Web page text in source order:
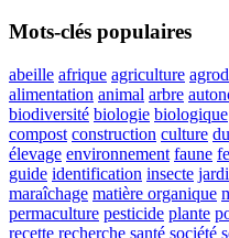
Mots-clés populaires
abeille afrique agriculture
alimentation animal arbre
biodiversité biologie biologique
compost construction culture
élevage environnement faune
guide identification insecte
maraîchage matière organique
permaculture pesticide plante
recette recherche santé société